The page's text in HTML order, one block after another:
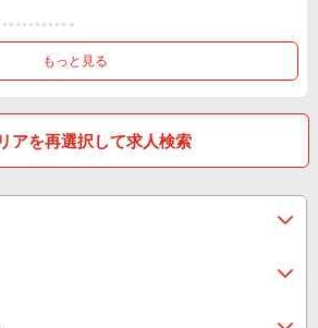
もっと見る
アを再選択して求人検索